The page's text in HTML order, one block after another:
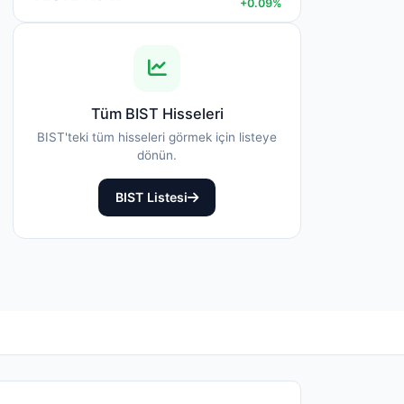
+0.09%
Tüm BIST Hisseleri
BIST'teki tüm hisseleri görmek için listeye
dönün.
BIST Listesi